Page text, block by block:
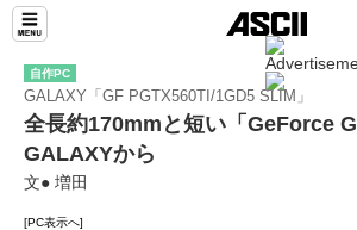
自作PC
GALAXY「GF PGTX560TI/1GD5 SLIM」
全長約170mmと短い「GeForce
GALAXYから
文● 増田
[PC表示へ]